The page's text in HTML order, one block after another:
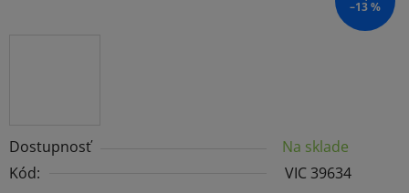
Dostupnosť
Na sklade
Kód:
VIC 39634
–13 %